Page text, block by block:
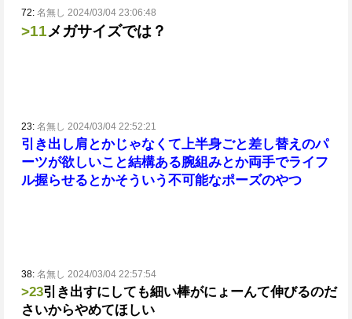
72: 名無し 2024/03/04 23:06:48
>11メガサイズでは？
23: 名無し 2024/03/04 22:52:21
引き出し肩とかじゃなくて上半身ごと差し替えのパ
ーツが欲しいこと結構ある腕組みとか両手でライフ
ル握らせるとかそういう不可能なポーズのやつ
38: 名無し 2024/03/04 22:57:54
>23引き出すにしても細い棒がにょーんて伸びるのだ
さいからやめてほしい